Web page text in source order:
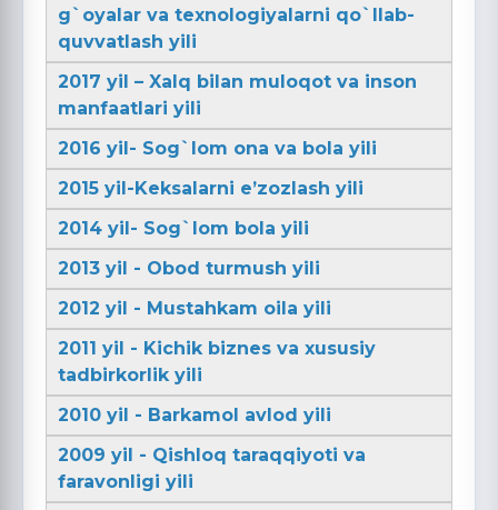
g`oyalar va texnologiyalarni qo`llab-
quvvatlash yili
2017 yil – Xalq bilan muloqot va inson
manfaatlari yili
2016 yil- Sog`lom ona va bola yili
2015 yil-Keksalarni e’zozlash yili
2014 yil- Sog`lom bola yili
2013 yil - Obod turmush yili
2012 yil - Mustahkam oila yili
2011 yil - Kichik biznes va xususiy
tadbirkorlik yili
2010 yil - Barkamol avlod yili
2009 yil - Qishloq taraqqiyoti va
faravonligi yili